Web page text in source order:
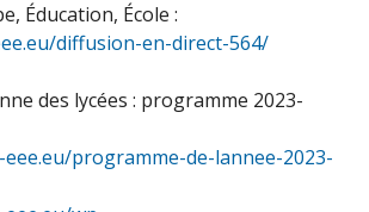
Éducation, École :
diffusion-en-direct-564/
des lycées : programme 2023-
programme-de-lannee-2023-